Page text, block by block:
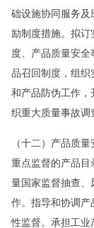
础设施协同服务及
励制度措施。拟订
度、产品质量安
品召回制度，组织
和产品防伪工作，
织重大质量事故调
（十二）产品质
重点监督的产品目
量国家监督抽查、
作。指导和协调产
性监督。承担工业